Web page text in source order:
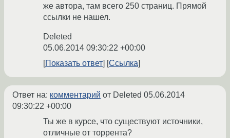
же автора, там всего 250 страниц. Прямой
ссылки не нашел.
Deleted
05.06.2014 09:30:22 +00:00
Показать ответ
Ссылка
Ответ на: комментарий от Deleted 05.06.2014
09:30:22 +00:00
Ты же в курсе, что существуют источники,
отличные от торрента?